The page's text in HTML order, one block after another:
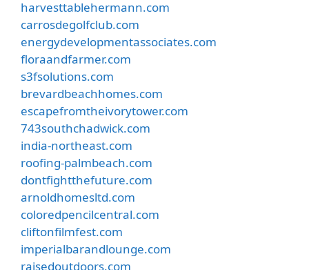
harvesttablehermann.com
carrosdegolfclub.com
energydevelopmentassociates.com
floraandfarmer.com
s3fsolutions.com
brevardbeachhomes.com
escapefromtheivorytower.com
743southchadwick.com
india-northeast.com
roofing-palmbeach.com
dontfightthefuture.com
arnoldhomesltd.com
coloredpencilcentral.com
cliftonfilmfest.com
imperialbarandlounge.com
raisedoutdoors.com